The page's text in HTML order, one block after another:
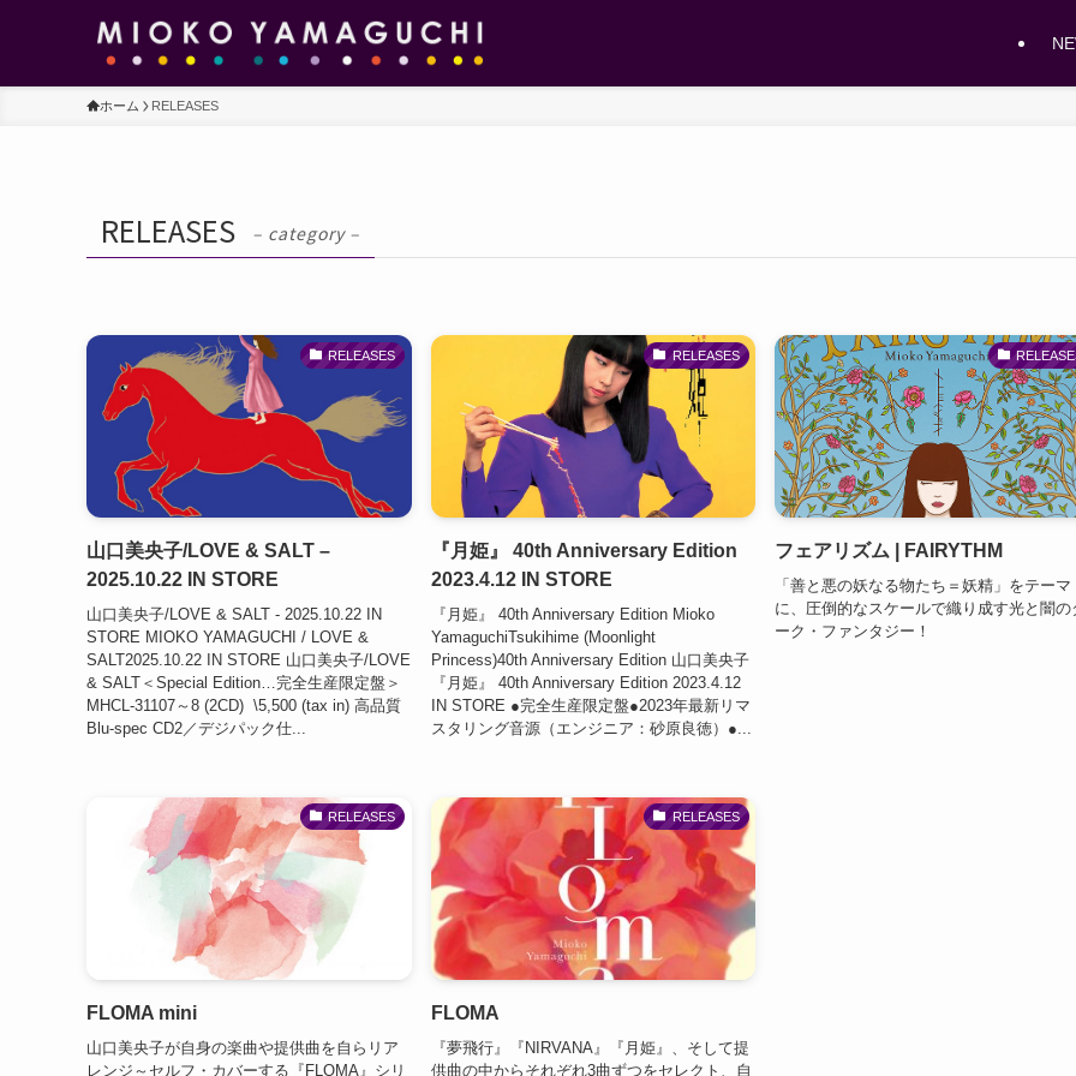
ホーム RELEASES
RELEASES – category –
RELEASES
山口美央子/LOVE & SALT –
2025.10.22 IN STORE
山口美央子/LOVE & SALT - 2025.10.22 IN
STORE MIOKO YAMAGUCHI / LOVE &
SALT2025.10.22 IN STORE 山口美央子/LOVE
& SALT＜Special Edition…完全生産限定盤＞
MHCL-31107～8 (2CD) \5,500 (tax in) 高品質
Blu-spec CD2／デジパック仕...
RELEASES
『月姫』 40th Anniversary Edition
2023.4.12 IN STORE
『月姫』 40th Anniversary Edition Mioko
YamaguchiTsukihime (Moonlight
Princess)40th Anniversary Edition 山口美央子
『月姫』 40th Anniversary Edition 2023.4.12
IN STORE ●完全生産限定盤●2023年最新リマ
スタリング音源（エンジニア：砂原良徳）●...
フェアリズム | FAIRYTHM
「善と悪の妖なる物たち＝妖精」をテーマ
に、圧倒的なスケールで織り成す光と闇の
ーク・ファンタジー！
RELEASES
FLOMA mini
山口美央子が自身の楽曲や提供曲を自らリア
レンジ～セルフ・カバーする『FLOMA』シリ
RELEASES
FLOMA
『夢飛行』『NIRVANA』『月姫』、そして提
供曲の中からそれぞれ3曲ずつをセレクト、自